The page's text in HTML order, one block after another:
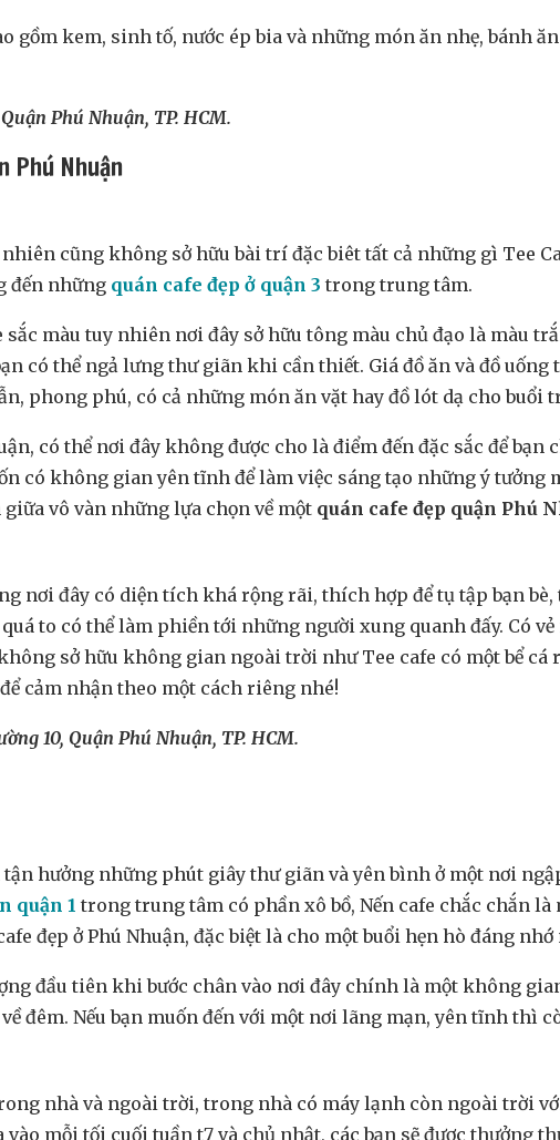
gồm kem, sinh tố, nước ép bia và những món ăn nhẹ, bánh
Phú Nhuận, TP. HCM.
Phú Nhuận
cũng không sở hữu bài trí đặc biêt tất cả những gì Tee
đến những quán cafe đẹp ở quận 3 trong trung tâm.
màu tuy nhiên nơi đây sở hữu tông màu chủ đạo là màu
có thể ngả lưng thư giãn khi cần thiết. Giá đồ ăn và đồ
phong phú, có cả những món ăn vặt hay đồ lót dạ cho buổi
có thể nơi đây không được cho là điểm đến đặc sắc để
có không gian yên tĩnh để làm việc sáng tạo những ý tưởng
vô vàn những lựa chọn về một quán cafe đẹp quận Phú
nơi đây có diện tích khá rộng rãi, thích hợp để tụ tập bạn
to có thể làm phiền tới những người xung quanh đấy. Có
sở hữu không gian ngoài trời như Tee cafe có một bể cá
cảm nhận theo một cách riêng nhé!
10, Quận Phú Nhuận, TP. HCM.
tận hưởng những phút giây thư giãn và yên bình ở một nơi
quận 1 trong trung tâm có phần xô bồ, Nến cafe chắc chắn
đẹp ở Phú Nhuận, đặc biệt là cho một buổi hẹn hò đáng nhớ
đầu tiên khi bước chân vào nơi đây chính là một không
đêm. Nếu bạn muốn đến với một nơi lãng mạn, yên tĩnh thì
nhà và ngoài trời, trong nhà có máy lạnh còn ngoài trời
mỗi tối cuối tuần t7 và chủ nhật, các bạn sẽ được thưởng